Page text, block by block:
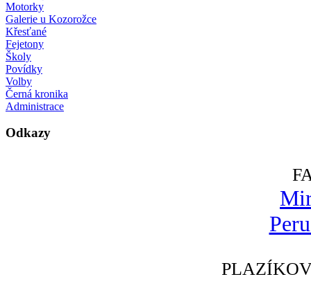
Motorky
Galerie u Kozorožce
Křesťané
Fejetony
Školy
Povídky
Volby
Černá kronika
Administrace
Odkazy